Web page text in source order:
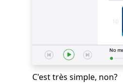
C'est très simple, non?